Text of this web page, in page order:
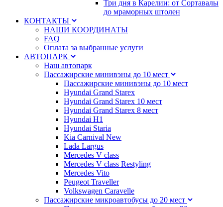
Три дня в Карелии: от Сортавалы
до мраморных штолен
КОНТАКТЫ
НАШИ КООРДИНАТЫ
FAQ
Оплата за выбранные услуги
АВТОПАРК
Наш автопарк
Пассажирские минивэны до 10 мест
Пассажирские минивэны до 10 мест
Hyundai Grand Starex
Hyundai Grand Starex 10 мест
Hyundai Grand Starex 8 мест
Hyundai H1
Hyundai Staria
Kia Carnival New
Lada Largus
Mercedes V class
Mercedes V class Restyling
Mercedes Vito
Peugeot Traveller
Volkswagen Caravelle
Пассажирские микроавтобусы до 20 мест